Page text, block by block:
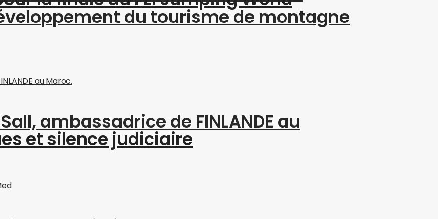
du tourisme de montagne
ambassadrice de FINLANDE au
et silence judiciaire